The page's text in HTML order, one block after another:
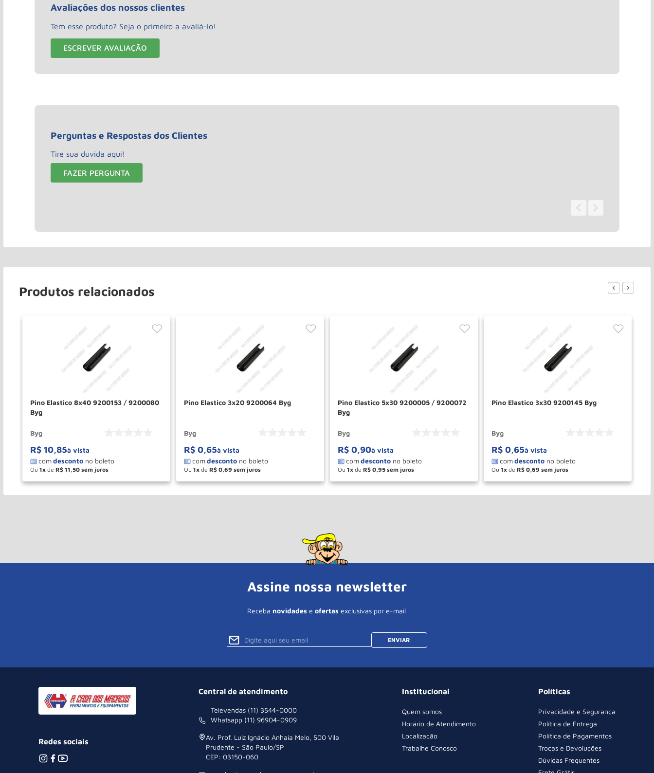
Avaliações dos nossos clientes
Tem esse produto? Seja o primeiro a avaliá-lo!
ESCREVER AVALIAÇÃO
Perguntas e Respostas dos Clientes
Tire sua duvida aqui!
FAZER PERGUNTA
Produtos relacionados
Pino Elastico 8x40 9200153 / 9200080
Byg
Byg
R$ 10,85à vista
Ou 1 de R$ 11,50
＋
－ COMPRAR
Pino Elastico 3x20 9200064 Byg
Byg
R$ 0,65à vista
Ou 1 de R$ 0,69
＋
－ COMPRAR
Pino Elastico 5x30 9200005 / 9200072
Byg
Byg
R$ 0,90à vista
Ou 1 de R$ 0,95
＋
－ COMPRAR
Pino Elastico 3x30 9200145 Byg
Byg
R$ 0,65à vista
Ou 1 de R$ 0,69
＋
－ COMPRAR
Assine nossa newsletter
Receba novidades e ofertas exclusivas por e-mail
ENVIAR
Redes sociais
Central de atendimento
Televendas (11) 3544-0000
Whatsapp (11) 96904-0909
Av. Prof. Luiz Ignácio Anhaia Melo, 500 Vila
Prudente - São Paulo/SP
CEP: 03150-060
Institucional
Quem somos
Horário de Atendimento
Localização
Trabalhe Conosco
Políticas
Privacidade e Segurança
Política de Entrega
Política de Pagamentos
Trocas e Devoluções
Dúvidas Frequentes